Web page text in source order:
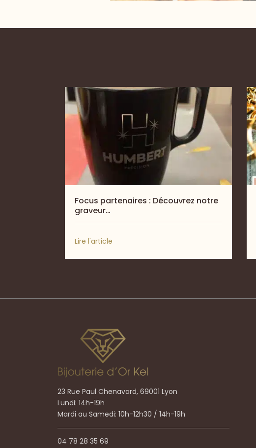
Focus partenaires : Découvrez notre
graveur…
Lire l'article
23 Rue Paul Chenavard, 69001 Lyon
Lundi: 14h-19h
Mardi au Samedi: 10h-12h30 / 14h-19h
04 78 28 35 69